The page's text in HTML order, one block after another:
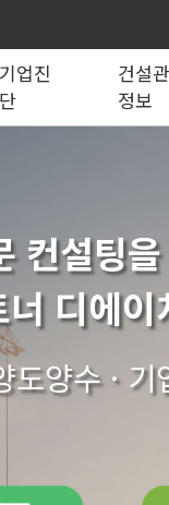
기업진
단
건설
정보
)
소방시
대지조
나무병원
산림사
개인하
설계시
컨설팅
너 디에
도양수 ·